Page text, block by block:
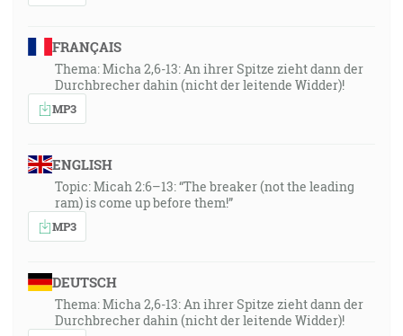
FRANÇAIS
Thema: Micha 2,6-13: An ihrer Spitze zieht dann der
Durchbrecher dahin (nicht der leitende Widder)!
MP3
ENGLISH
Topic: Micah 2:6–13: “The breaker (not the leading
ram) is come up before them!”
MP3
DEUTSCH
Thema: Micha 2,6-13: An ihrer Spitze zieht dann der
Durchbrecher dahin (nicht der leitende Widder)!